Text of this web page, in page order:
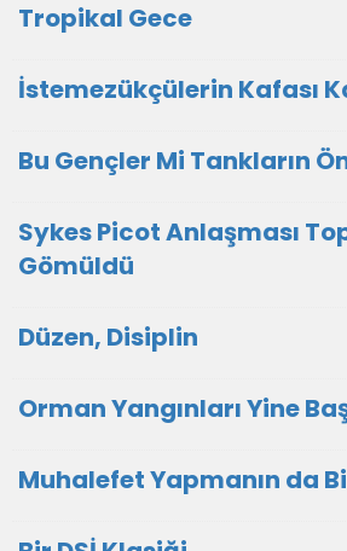
Tropikal Gece
İstemezükçülerin Kafası
Bu Gençler Mi Tankların
Sykes Picot Anlaşması
Gömüldü
Düzen, Disiplin
Orman Yangınları Yine
Muhalefet Yapmanın da